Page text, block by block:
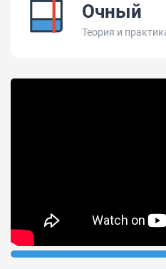
Очный
Теория и